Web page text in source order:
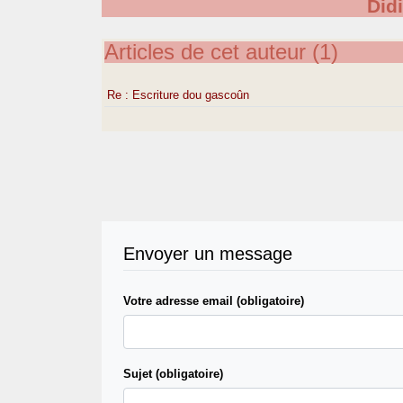
Articles de cet auteur (1)
Re : Escriture dou gascoûn
Envoyer un message
Votre adresse email (obligatoire)
Sujet (obligatoire)